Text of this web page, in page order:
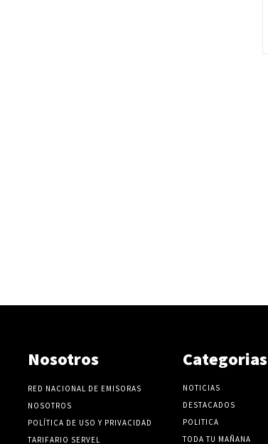
Nosotros
RED NACIONAL DE EMISORAS
NOSOTROS
POLÍTICA DE USO Y PRIVACIDAD
TARIFARIO SERVEL
Categorias
NOTICIAS
DESTACADOS
POLITICA
TODA TU MAÑANA